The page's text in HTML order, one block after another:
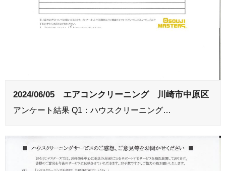
2024/06/05 エアコンクリーニング 川崎市中原区
アンケート結果 Q1：ハウスクリーニング…